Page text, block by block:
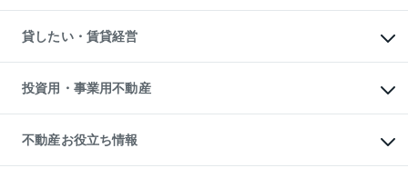
不動産購入の流れ
注目キーワード物件特集
購入ガイド
English 繁体中文簡体中文
スピードAI査定
不動産査定について
不動産売却の流れ
不動産買換えの流れ
売却ガイド
オフィス・店舗の賃貸
借りるときの流れ
借りるガイド
貸したい・賃貸経営
マンション賃料データ
賃貸管理プラン
リロケーションについて
貸すガイド
投資用・事業用不動産
事業用不動産
マンション投資
投資用マンション
不動産お役立ち情報